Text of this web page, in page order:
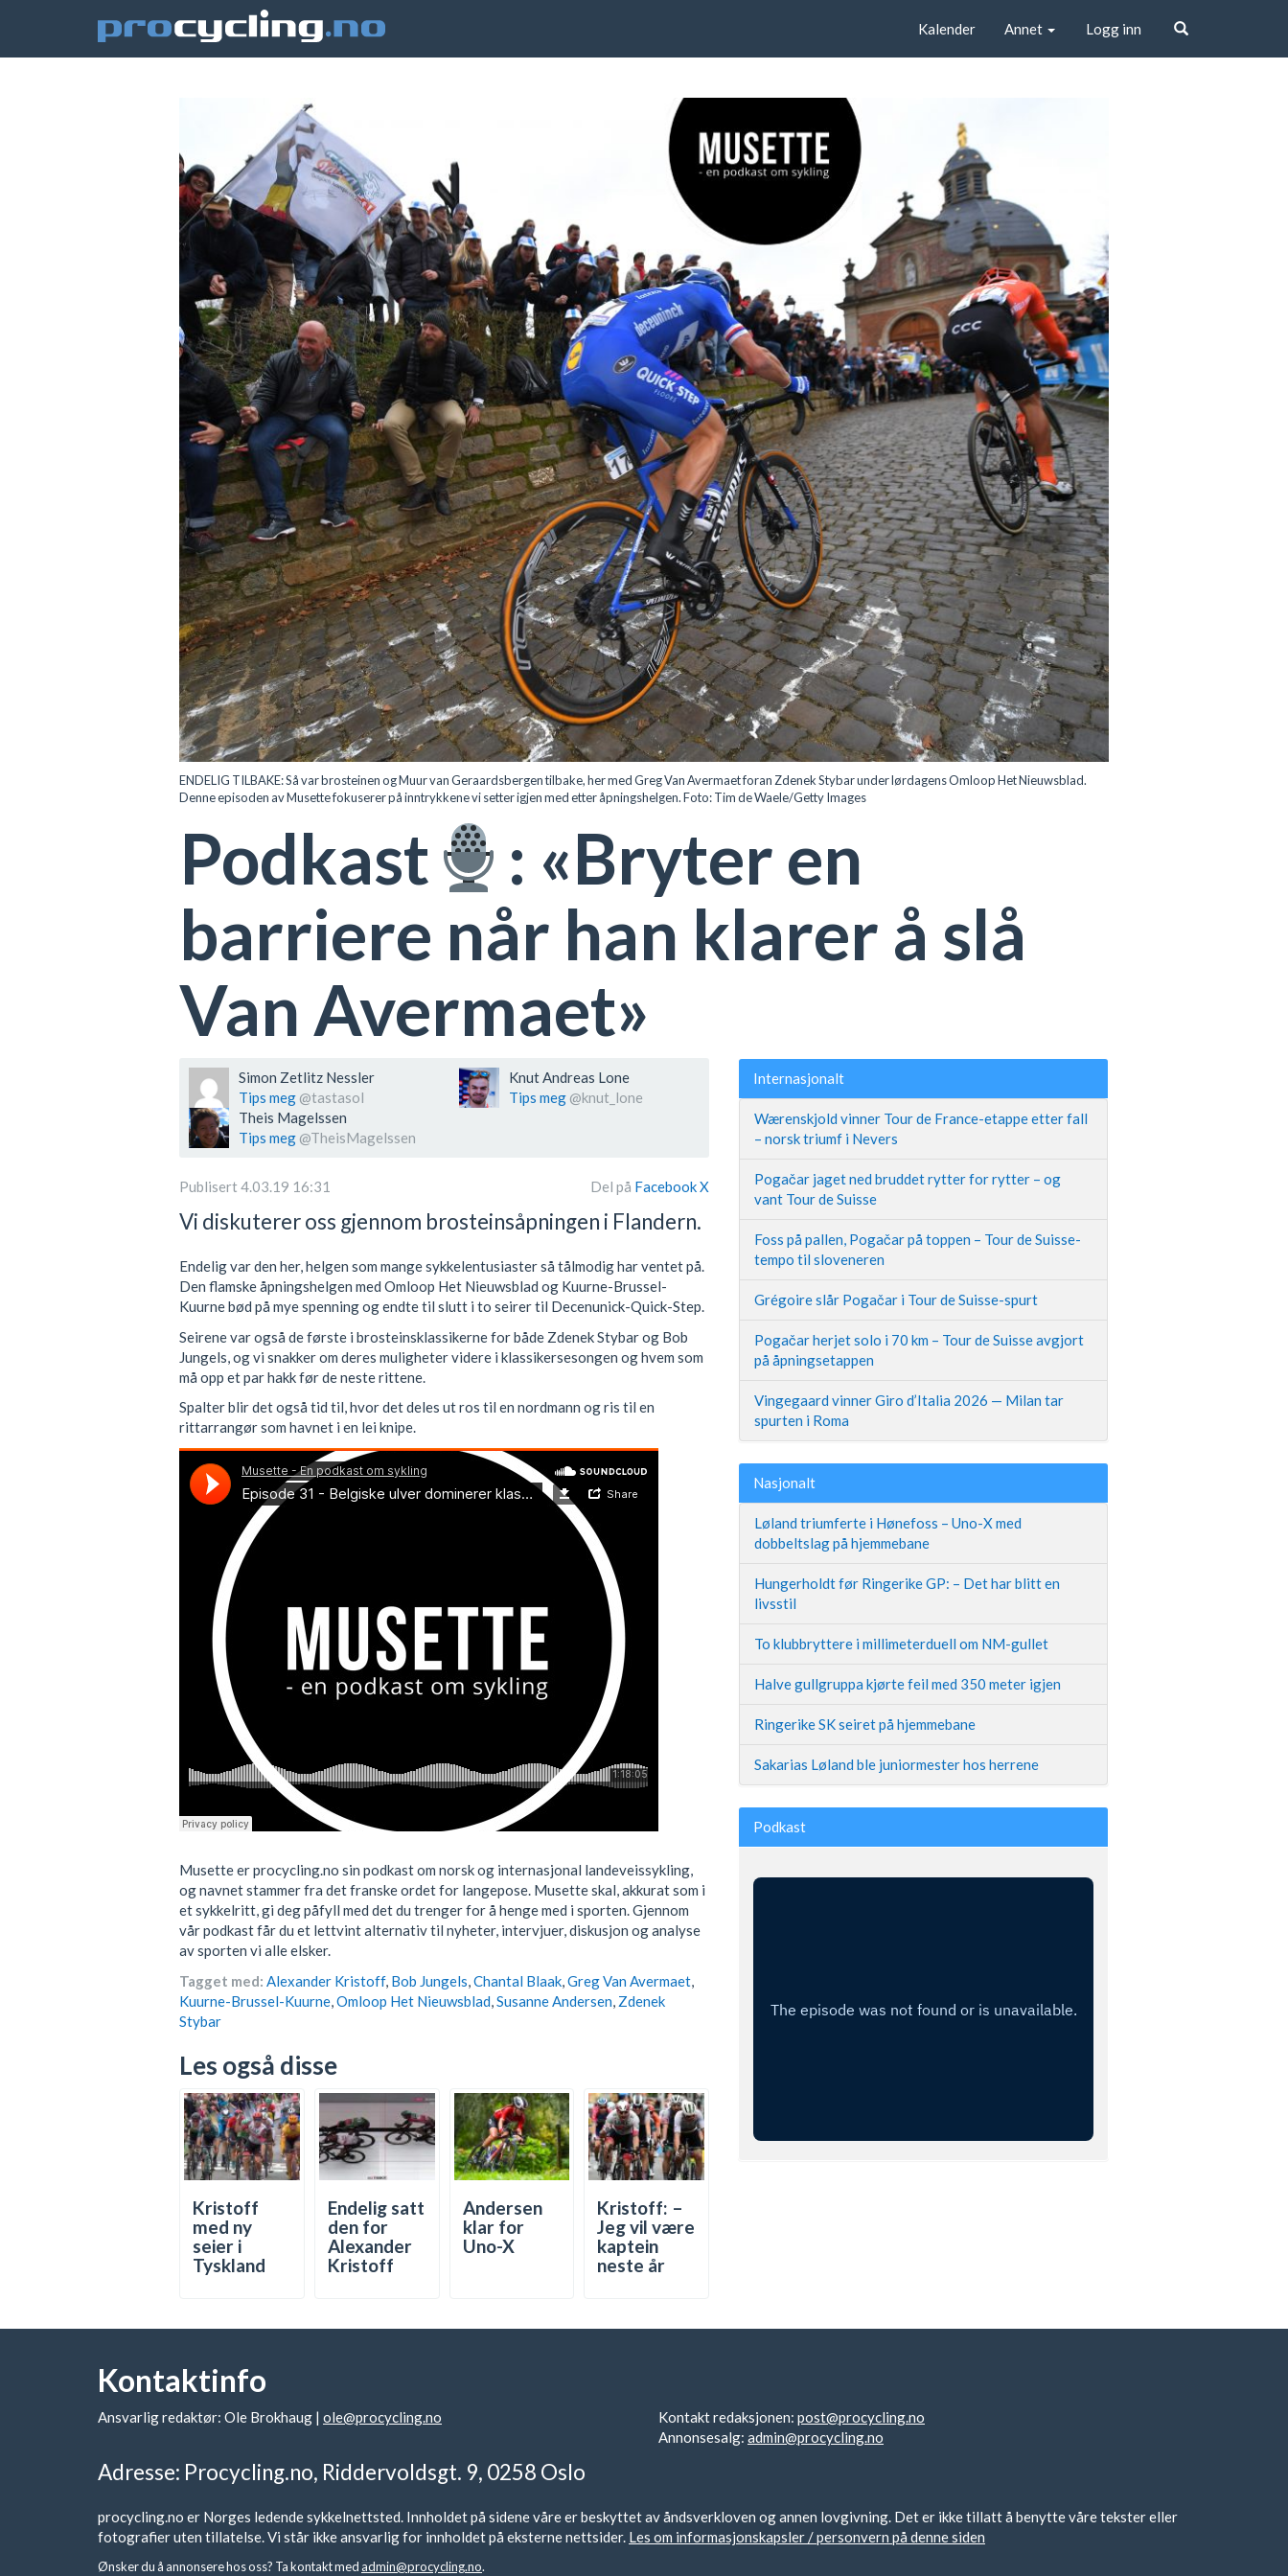
Kalender Annet Logg inn
ENDELIG TILBAKE: Så var brosteinen og Muur van Geraardsbergen tilbake, her med Greg Van Avermaet foran Zdenek Stybar under lørdagens Omloop Het Nieuwsblad.
Denne episoden av Musette fokuserer på inntrykkene vi setter igjen med etter åpningshelgen. Foto: Tim de Waele/Getty Images
Podkast
: «Bryter en
barriere når han klarer å slå
Van Avermaet»
Simon Zetlitz Nessler
Tips meg @tastasol
Knut Andreas Lone
Tips meg @knut_lone
Theis Magelssen
Tips meg @TheisMagelssen
Publisert 4.03.19 16:31 Del på FacebookX
Vi diskuterer oss gjennom brosteinsåpningen i Flandern.
Endelig var den her, helgen som mange sykkelentusiaster så tålmodig har ventet på.
Den flamske åpningshelgen med Omloop Het Nieuwsblad og Kuurne-Brussel-
Kuurne bød på mye spenning og endte til slutt i to seirer til Decenunick-Quick-Step.
Seirene var også de første i brosteinsklassikerne for både Zdenek Stybar og Bob
Jungels, og vi snakker om deres muligheter videre i klassikersesongen og hvem som
må opp et par hakk før de neste rittene.
Spalter blir det også tid til, hvor det deles ut ros til en nordmann og ris til en
rittarrangør som havnet i en lei knipe.
Musette er procycling.no sin podkast om norsk og internasjonal landeveissykling,
og navnet stammer fra det franske ordet for langepose. Musette skal, akkurat som i
et sykkelritt, gi deg påfyll med det du trenger for å henge med i sporten. Gjennom
vår podkast får du et lettvint alternativ til nyheter, intervjuer, diskusjon og analyse
av sporten vi alle elsker.
Tagget med: Alexander Kristoff, Bob Jungels,Chantal Blaak,Greg Van Avermaet,
Kuurne-Brussel-Kuurne,Omloop Het Nieuwsblad,Susanne Andersen, Zdenek
Stybar
Les også disse
Kristoff
med ny
seier i
Tyskland
Endelig satt
den for
Alexander
Kristoff
Andersen
klar for
Uno-X
Kristoff: –
Jeg vil være
kaptein
neste år
Internasjonalt
Wærenskjold vinner Tour de France-etappe etter fall
– norsk triumf i Nevers
Pogačar jaget ned bruddet rytter for rytter – og
vant Tour de Suisse
Foss på pallen, Pogačar på toppen – Tour de Suisse-
tempo til sloveneren
Grégoire slår Pogačar i Tour de Suisse-spurt
Pogačar herjet solo i 70 km – Tour de Suisse avgjort
på åpningsetappen
Vingegaard vinner Giro d’Italia 2026 — Milan tar
spurten i Roma
Nasjonalt
Løland triumferte i Hønefoss – Uno-X med
dobbeltslag på hjemmebane
Hungerholdt før Ringerike GP: – Det har blitt en
livsstil
To klubbryttere i millimeterduell om NM-gullet
Halve gullgruppa kjørte feil med 350 meter igjen
Ringerike SK seiret på hjemmebane
Sakarias Løland ble juniormester hos herrene
Podkast
Kontaktinfo
Ansvarlig redaktør: Ole Brokhaug | ole@procycling.no Kontakt redaksjonen: post@procycling.no
Annonsesalg: admin@procycling.no
Adresse: Procycling.no, Riddervoldsgt. 9, 0258 Oslo
procycling.no er Norges ledende sykkelnettsted. Innholdet på sidene våre er beskyttet av åndsverkloven og annen lovgivning. Det er ikke tillatt å benytte våre tekster eller
fotografier uten tillatelse. Vi står ikke ansvarlig for innholdet på eksterne nettsider. Les om informasjonskapsler / personvern på denne siden
Ønsker du å annonsere hos oss? Ta kontakt medadmin@procycling.no.